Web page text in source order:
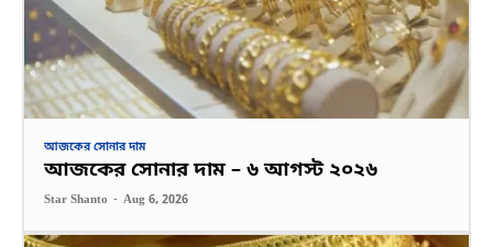
আজকের সোনার দাম
আজকের সোনার দাম – ৬ আগস্ট ২০২৬
Star Shanto - Aug 6, 2026